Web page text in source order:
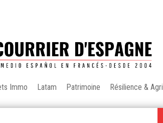
Immo Latam Patrimoine Résilience & Agri